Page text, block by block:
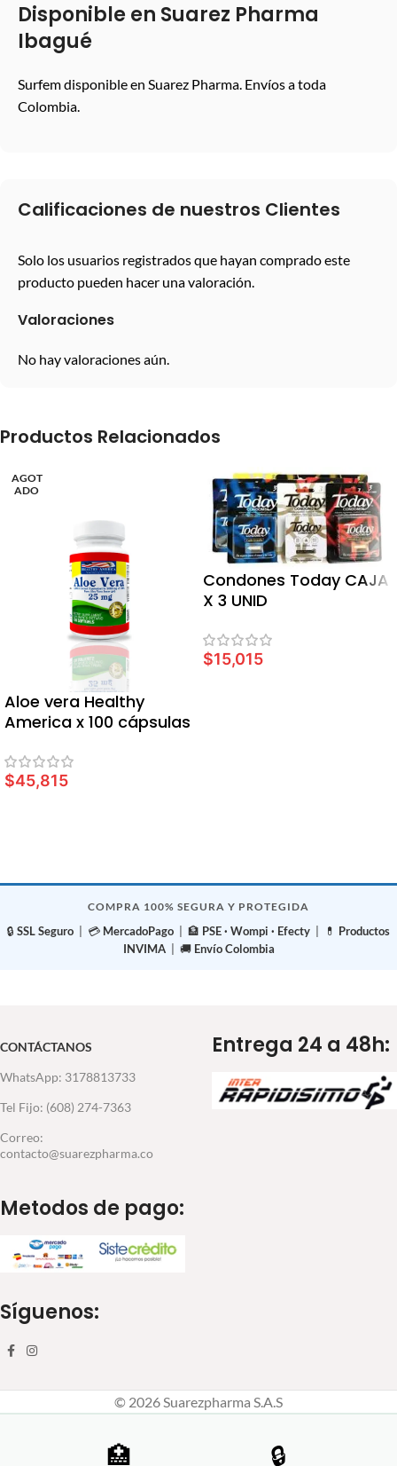
Disponible en Suarez Pharma
Ibagué
Surfem disponible en Suarez Pharma. Envíos a toda
Colombia.
Calificaciones de nuestros Clientes
Valoraciones
No hay valoraciones aún.
Solo los usuarios registrados que hayan comprado este
producto pueden hacer una valoración.
Productos Relacionados
AGOT
ADO
Aloe vera Healthy
America x 100 cápsulas
$45,815
Condones Today CAJA
X 3 UNID
$15,015
COMPRA 100% SEGURA Y PROTEGIDA
🔒 SSL Seguro | 💳 MercadoPago | 🏦 PSE · Wompi · Efecty | 💊 Productos
INVIMA| 🚚 Envío Colombia
CONTÁCTANOS
WhatsApp: 3178813733
Tel Fijo: (608) 274-7363
Correo:
contacto@suarezpharma.co
Metodos de pago:
Entrega 24 a 48h:
Síguenos:
© 2026 Suarezpharma S.A.S
🏥 🔒